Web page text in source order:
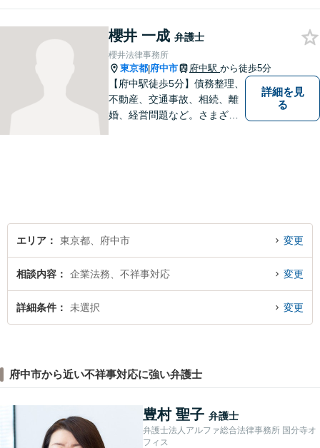
櫻井 一成 弁護士
櫻井法律事務所
東京都|府中市 府中駅 から徒歩5分
【府中駅徒歩5分】債務整理、
不動産、交通事故、相続、離
婚、経営問題など。さまざま
詳細を見
る
エリア 東京都、府中市 変更
相談内容 企業法務、不祥事対応 変更
詳細条件 未選択 変更
府中市から近い不祥事対応に強い弁護士
豊村 聖子 弁護士
弁護士法人アルファ総合法律事務所 国分寺オ
フィス